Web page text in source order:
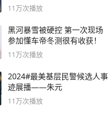
11万次播放
黑河暴雪被硬控 第一次现场
参加懂车帝冬测很有收获！
11万次播放
2024#最美基层民警候选人事
迹展播——朱元
11万次播放